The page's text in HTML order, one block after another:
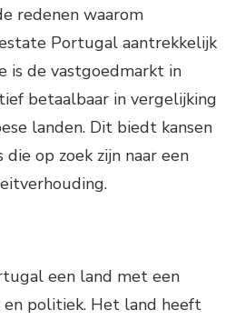
redenen waarom
Portugal aantrekkelijk
is de vastgoedmarkt in
betaalbaar in vergelijking
landen. Dit biedt kansen
op zoek zijn naar een
een land met een
en politiek. Het land heeft